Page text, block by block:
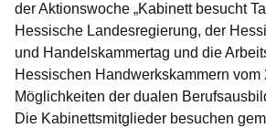
der Aktionswoche „Kabinett besucht
Hessische Landesregierung, der
und Handelskammertag und die
Hessischen Handwerkskammern vom
Möglichkeiten der dualen
Die Kabinettsmitglieder besuchen